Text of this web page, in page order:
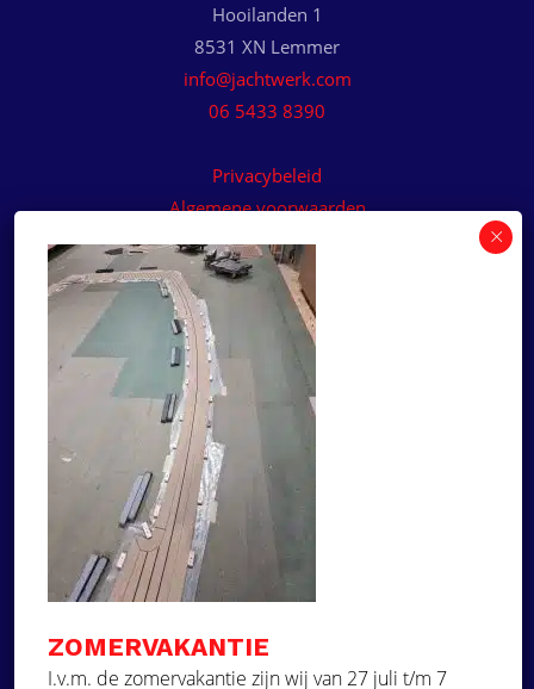
Hooilanden 1
8531 XN Lemmer
info@jachtwerk.com
06 5433 8390
Privacybeleid
Algemene voorwaarden
Algemene voorwaarden paneelservice
Offerte aanvragen
Wilt u een prijsvoorstel op maat ontvangen voor
een kunststof teakdek voor uw boot? Vraag een
vrijblijvende offerte aan!
Offerte aanvragen
Over ons
Projecten
ZOMERVAKANTIE
I.v.m. de zomervakantie zijn wij van 27 juli t/m 7
Deze website maakt
gebruik van cookies.
Deze website gebruikt cookies om uw
gebruikerservaring te verbeteren. Door
onze website te gebruiken, stemt u in met
alle cookies in overeenstemming met ons
STRIKT NOODZAKELIJK